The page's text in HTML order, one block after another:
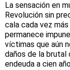
La sensación en
Revolución sin
cala cada vez
permanece
víctimas que aún
daños de la brutal
endeuda a cien